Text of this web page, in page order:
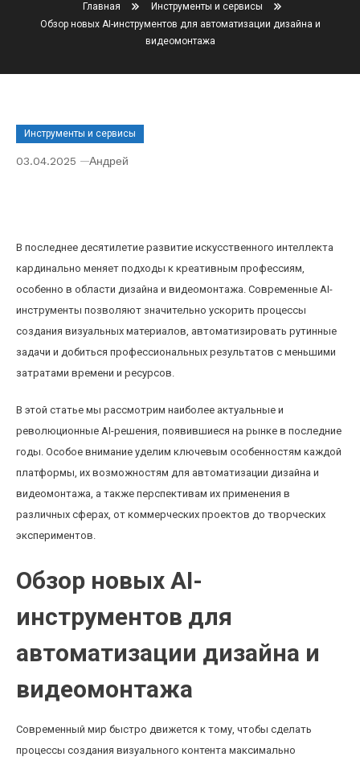
Главная
Инструменты и сервисы
Обзор новых AI-инструментов для автоматизации дизайна и
видеомонтажа
Инструменты и сервисы
03.04.2025 Андрей
В последнее десятилетие развитие искусственного интеллекта
кардинально меняет подходы к креативным профессиям,
особенно в области дизайна и видеомонтажа. Современные AI-
инструменты позволяют значительно ускорить процессы
создания визуальных материалов, автоматизировать рутинные
задачи и добиться профессиональных результатов с меньшими
затратами времени и ресурсов.
В этой статье мы рассмотрим наиболее актуальные и
революционные AI-решения, появившиеся на рынке в последние
годы. Особое внимание уделим ключевым особенностям каждой
платформы, их возможностям для автоматизации дизайна и
видеомонтажа, а также перспективам их применения в
различных сферах, от коммерческих проектов до творческих
экспериментов.
Обзор новых AI-
инструментов для
автоматизации дизайна и
видеомонтажа
Современный мир быстро движется к тому, чтобы сделать
процессы создания визуального контента максимально